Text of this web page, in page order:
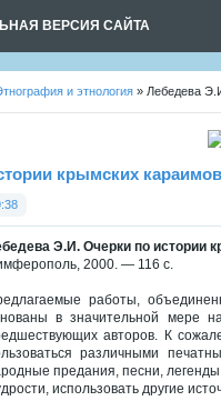
ВЕРСИЯ САЙТА
и этнология » Лебедева
крымских
Э.И. Очерки по истории
2000. — 116 с.
работы,
в значительной мере
авторов. К
различными
предания, песни,
использовать другие